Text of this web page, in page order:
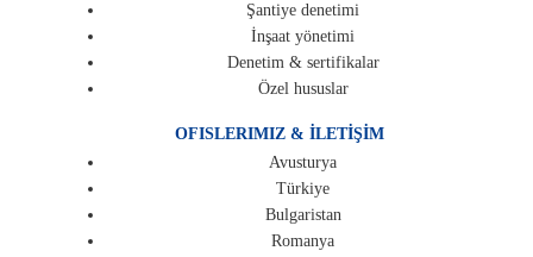
Şantiye denetimi
İnşaat yönetimi
Denetim & sertifikalar
Özel hususlar
OFISLERIMIZ & İLETİŞİM
Avusturya
Türkiye
Bulgaristan
Romanya